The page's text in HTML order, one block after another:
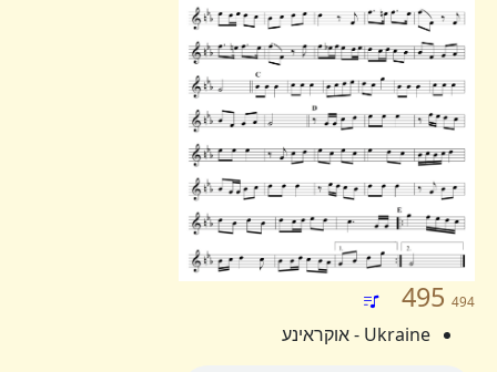
495 494
Ukraine - אוקראינע